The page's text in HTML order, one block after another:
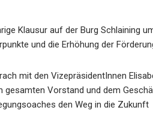
Klausur auf der Burg Schlaining
und die Erhöhung der
mit den VizepräsidentInnen
gesamten Vorstand und dem
den Weg in die Zukunft